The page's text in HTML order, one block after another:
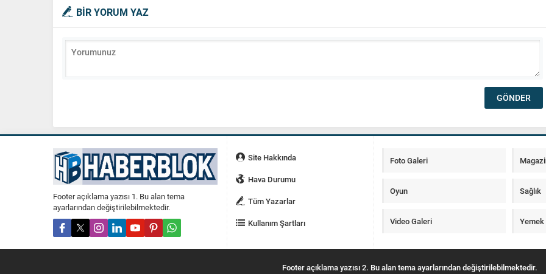
BİR YORUM YAZ
Footer açıklama yazısı 1. Bu alan tema
ayarlarından değiştirilebilmektedir.
Site Hakkında
Hava Durumu
Tüm Yazarlar
Kullanım Şartları
Foto Galeri
Oyun Sağlık
Video Galeri
Footer açıklama yazısı 2. Bu alan tema ayarlarından değiştirilebilmektedir.